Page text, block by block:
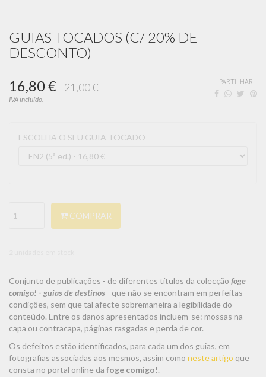
GUIAS TOCADOS (C/ 20% DE
DESCONTO)
16,80 € 21,00 €
IVA incluído.
PARTILHAR
ESCOLHA O SEU GUIA TOCADO
COMPRAR
Conjunto de publicações - de diferentes títulos da colecção foge
comigo! - guias de destinos - que não se encontram em perfeitas
condições, sem que tal afecte sobremaneira a legibilidade do
conteúdo. Entre os danos apresentados incluem-se: mossas na
capa ou contracapa, páginas rasgadas e perda de cor.
Os defeitos estão identificados, para cada um dos guias, em
fotografias associadas aos mesmos, assim como neste artigo que
consta no portal online da foge comigo!.